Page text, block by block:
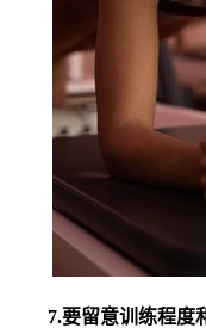
7.要留意训练程度